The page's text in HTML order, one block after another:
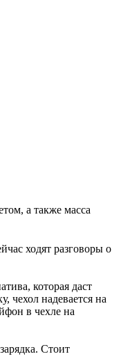
а также масса
ходят разговоры о
которая даст
чехол надевается на
в чехле на
Стоит